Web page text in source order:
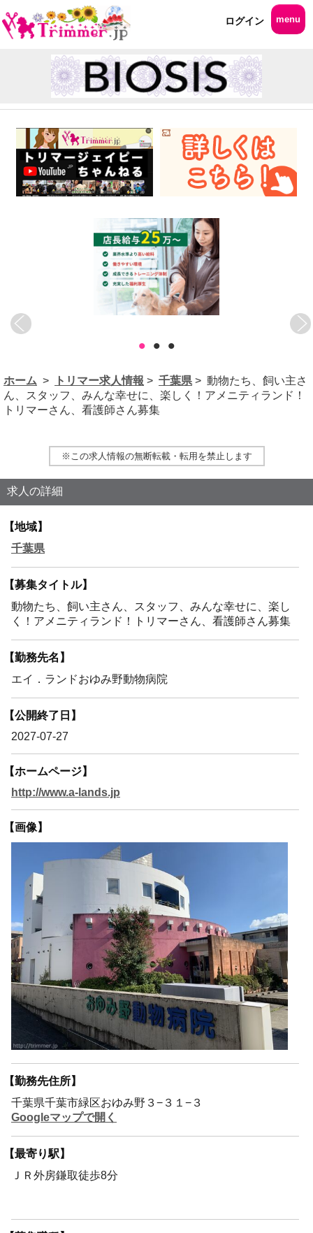
ログイン menu
• • •
ホーム > トリマー求人情報 > 千葉県 > 動物たち、飼い主さ
ん、スタッフ、みんな幸せに、楽しく！アメニティランド！
トリマーさん、看護師さん募集
※この求人情報の無断転載・転用を禁止します
求人の詳細
【地域】
千葉県
【募集タイトル】
動物たち、飼い主さん、スタッフ、みんな幸せに、楽し
く！アメニティランド！トリマーさん、看護師さん募集
【勤務先名】
エイ．ランドおゆみ野動物病院
【公開終了日】
2027-07-27
【ホームページ】
http://www.a-lands.jp
【画像】
【勤務先住所】
千葉県千葉市緑区おゆみ野３−３１−３
Googleマップで開く
【最寄り駅】
ＪＲ外房鎌取徒歩8分